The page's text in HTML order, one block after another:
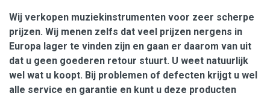
Wij verkopen muziekinstrumenten voor zeer scherpe
prijzen. Wij menen zelfs dat veel prijzen nergens in
Europa lager te vinden zijn en gaan er daarom van uit
dat u geen goederen retour stuurt. U weet natuurlijk
wel wat u koopt. Bij problemen of defecten krijgt u wel
alle service en garantie en kunt u deze producten